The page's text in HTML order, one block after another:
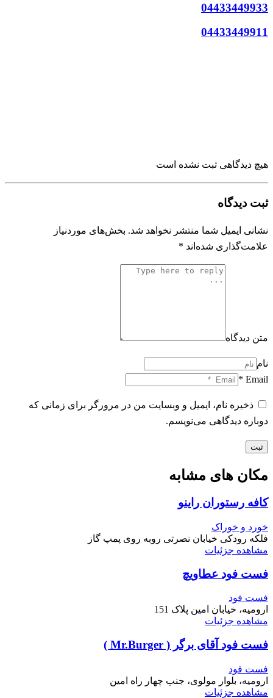
04433449933
04433449911
هیچ دیدگاهی ثبت نشده است
ثبت دیدگاه
نشانی ایمیل شما منتشر نخواهد شد. بخش‌های موردنیاز
علامت‌گذاری شده‌اند *
متن دیدگاه
نام
Email *
ذخیره نام، ایمیل و وبسایت من در مرورگر برای زمانی که
دوباره دیدگاهی می‌نویسم.
ثبت
مکان های مشابه
کافه رستوران راینو
خورد و خوراک
فلکه رودکی خیابان نصرتی روبه روی پمپ گاز
مشاهده جزئیات
فست فود عطاویچ
فست فود
ارومیه، خیابان امین پلاک 151
مشاهده جزئیات
فست فود آقای برگر ( Mr.Burger )
فست فود
ارومیه، بلوار مولوی، جنب چهار راه امین
مشاهده جزئیات